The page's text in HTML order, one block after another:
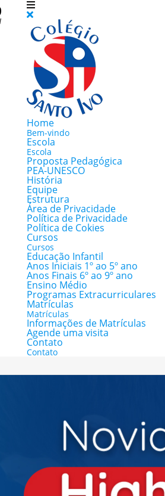
Home
Bem-vindo
Escola
Escola
Proposta Pedagógica
PEA-UNESCO
História
Equipe
Estrutura
Área de Privacidade
Política de Privacidade
Política de Cokies
Cursos
Cursos
Educação Infantil
Anos Iniciais 1º ao 5º ano
Anos Finais 6º ao 9º ano
Ensino Médio
Programas Extracurriculares
Matrículas
Matrículas
Informações de Matrículas
Agende uma visita
Contato
Contato